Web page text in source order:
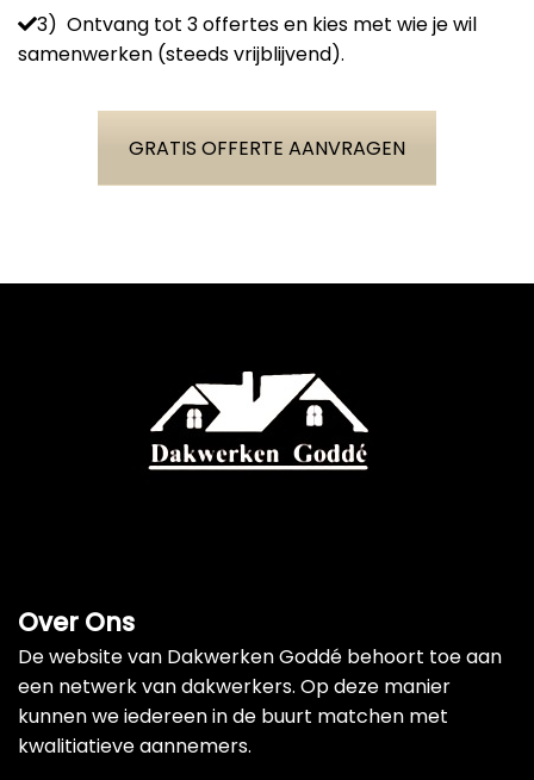
3) Ontvang tot 3 offertes en kies met wie je wil
samenwerken (steeds vrijblijvend).
GRATIS OFFERTE AANVRAGEN
Over Ons
De website van Dakwerken Goddé behoort toe aan
een netwerk van dakwerkers. Op deze manier
kunnen we iedereen in de buurt matchen met
kwalitiatieve aannemers.